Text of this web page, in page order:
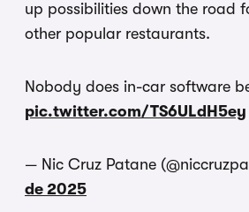
up possibilities down the road
other popular restaurants.
Nobody does in-car software
pic.twitter.com/TS6ULdH5ey
— Nic Cruz Patane
de 2025